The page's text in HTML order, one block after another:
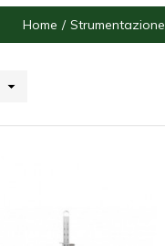
Home Strumentazione
